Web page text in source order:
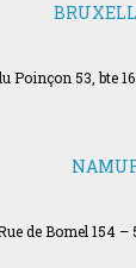
Poinçon 53, bte
de Bomel 154